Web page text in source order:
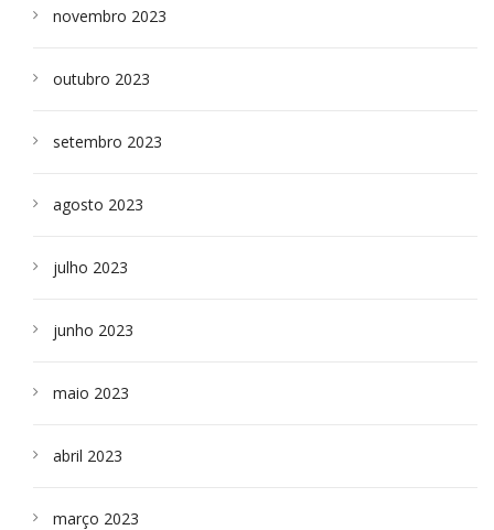
novembro 2023
outubro 2023
setembro 2023
agosto 2023
julho 2023
junho 2023
maio 2023
abril 2023
março 2023